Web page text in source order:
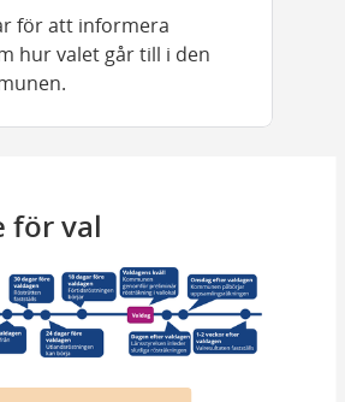
för att informera
hur valet går till i den
för val